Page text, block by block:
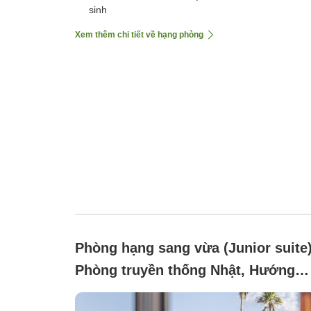
sinh
Xem thêm chi tiết về hạng phòng
Phòng hạng sang vừa (Junior
Phòng truyền thống Nhật, Hướng
sông, Không hút thuốc (Cùng nhau